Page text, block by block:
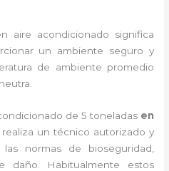
aire acondicionado significa
un ambiente seguro y
de ambiente promedio
de 5 toneladasen
un técnico autorizado y
normas de bioseguridad,
daño. Habitualmente estos